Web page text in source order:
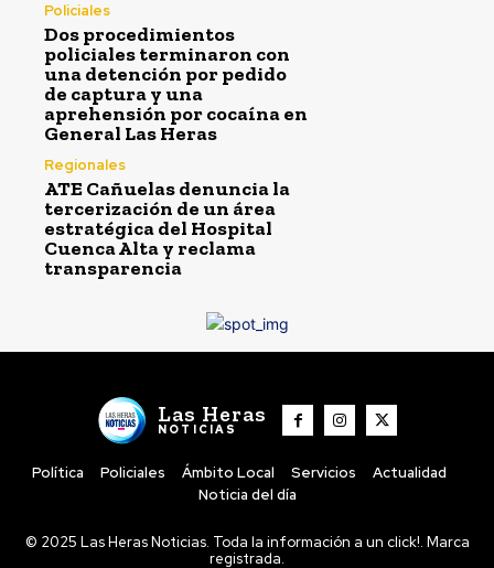
Policiales
Dos procedimientos
policiales terminaron con
una detención por pedido
de captura y una
aprehensión por cocaína en
General Las Heras
Regionales
ATE Cañuelas denuncia la
tercerización de un área
estratégica del Hospital
Cuenca Alta y reclama
transparencia
Las Heras
NOTICIAS
Política Policiales Ámbito Local Servicios
Actualidad
Noticia del día
© 2025 Las Heras Noticias. Toda la información a un click!. Marca
registrada.